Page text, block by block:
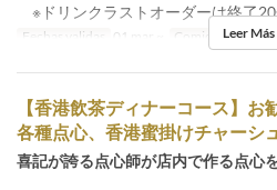
※ドリンクラストオーダーは終了
Fechas validas 01 mar ~ Comidas Cena
Leer Más
【香港飲茶ディナーコース】
各種点心、香港蜜掛けチャーシ
喜記が誇る点心師が店内で作る点心